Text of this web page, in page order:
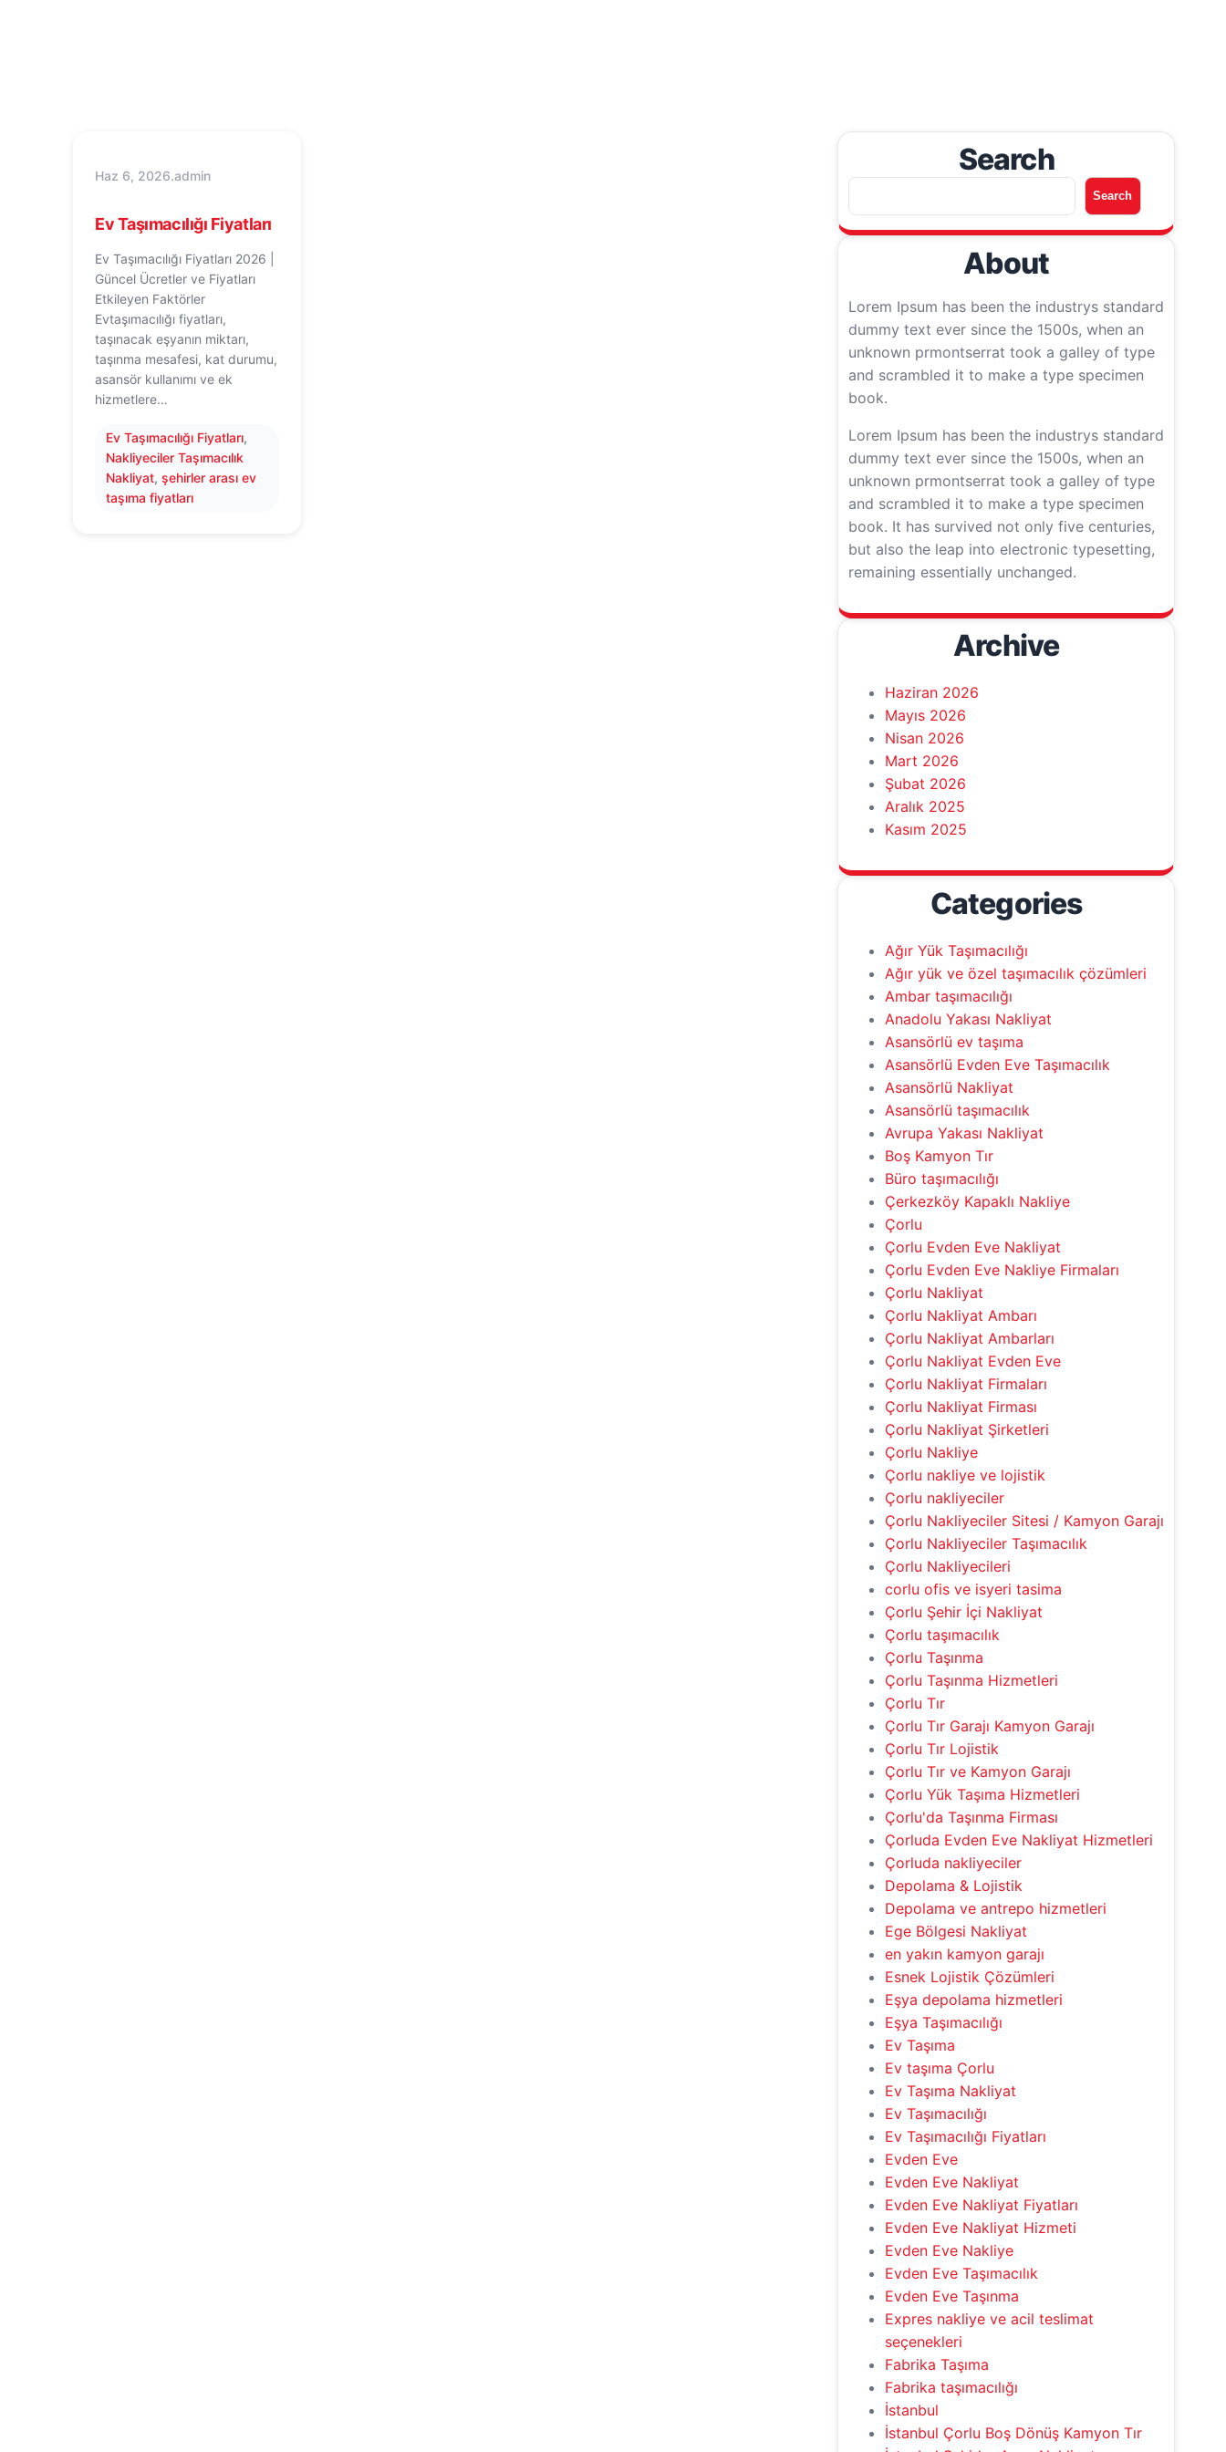
Haz 6, 2026.admin
Ev Taşımacılığı Fiyatları
Ev Taşımacılığı Fiyatları 2026 |
Güncel Ücretler ve Fiyatları
Etkileyen Faktörler
Evtaşımacılığı fiyatları,
taşınacak eşyanın miktarı,
taşınma mesafesi, kat durumu,
asansör kullanımı ve ek
hizmetlere…
Ev Taşımacılığı Fiyatları
Nakliyeciler Taşımacılık
Nakliyat, şehirler arası ev
taşıma fiyatları
Search
A
r
a
Search
About
Lorem Ipsum has been the industrys standard
dummy text ever since the 1500s, when an
unknown prmontserrat took a galley of type
and scrambled it to make a type specimen
book.
Lorem Ipsum has been the industrys standard
dummy text ever since the 1500s, when an
unknown prmontserrat took a galley of type
and scrambled it to make a type specimen
book. It has survived not only five centuries,
but also the leap into electronic typesetting,
remaining essentially unchanged.
Archive
Haziran 2026
Mayıs 2026
Nisan 2026
Mart 2026
Şubat 2026
Aralık 2025
Kasım 2025
Categories
Ağır Yük Taşımacılığı
Ağır yük ve özel taşımacılık çözümleri
Ambar taşımacılığı
Anadolu Yakası Nakliyat
Asansörlü ev taşıma
Asansörlü Evden Eve Taşımacılık
Asansörlü Nakliyat
Asansörlü taşımacılık
Avrupa Yakası Nakliyat
Boş Kamyon Tır
Büro taşımacılığı
Çerkezköy Kapaklı Nakliye
Çorlu
Çorlu Evden Eve Nakliyat
Çorlu Evden Eve Nakliye Firmaları
Çorlu Nakliyat
Çorlu Nakliyat Ambarı
Çorlu Nakliyat Ambarları
Çorlu Nakliyat Evden Eve
Çorlu Nakliyat Firmaları
Çorlu Nakliyat Firması
Çorlu Nakliyat Şirketleri
Çorlu Nakliye
Çorlu nakliye ve lojistik
Çorlu nakliyeciler
Çorlu Nakliyeciler Sitesi / Kamyon Garajı
Çorlu Nakliyeciler Taşımacılık
Çorlu Nakliyecileri
corlu ofis ve isyeri tasima
Çorlu Şehir İçi Nakliyat
Çorlu taşımacılık
Çorlu Taşınma
Çorlu Taşınma Hizmetleri
Çorlu Tır
Çorlu Tır Garajı Kamyon Garajı
Çorlu Tır Lojistik
Çorlu Tır ve Kamyon Garajı
Çorlu Yük Taşıma Hizmetleri
Çorlu'da Taşınma Firması
Çorluda Evden Eve Nakliyat Hizmetleri
Çorluda nakliyeciler
Depolama & Lojistik
Depolama ve antrepo hizmetleri
Ege Bölgesi Nakliyat
en yakın kamyon garajı
Esnek Lojistik Çözümleri
Eşya depolama hizmetleri
Eşya Taşımacılığı
Ev Taşıma
Ev taşıma Çorlu
Ev Taşıma Nakliyat
Ev Taşımacılığı
Ev Taşımacılığı Fiyatları
Evden Eve
Evden Eve Nakliyat
Evden Eve Nakliyat Fiyatları
Evden Eve Nakliyat Hizmeti
Evden Eve Nakliye
Evden Eve Taşımacılık
Evden Eve Taşınma
Expres nakliye ve acil teslimat
seçenekleri
Fabrika Taşıma
Fabrika taşımacılığı
İstanbul
İstanbul Çorlu Boş Dönüş Kamyon Tır